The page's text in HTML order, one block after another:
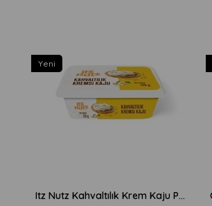
Itz Nutz Kahvaltılık Krem Kaju Peyniri 170gr
Yeni